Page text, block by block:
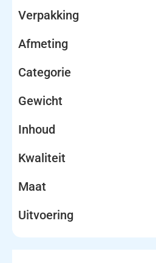
Verpakking
Afmeting
Categorie
Gewicht
Inhoud
Kwaliteit
Maat
Uitvoering